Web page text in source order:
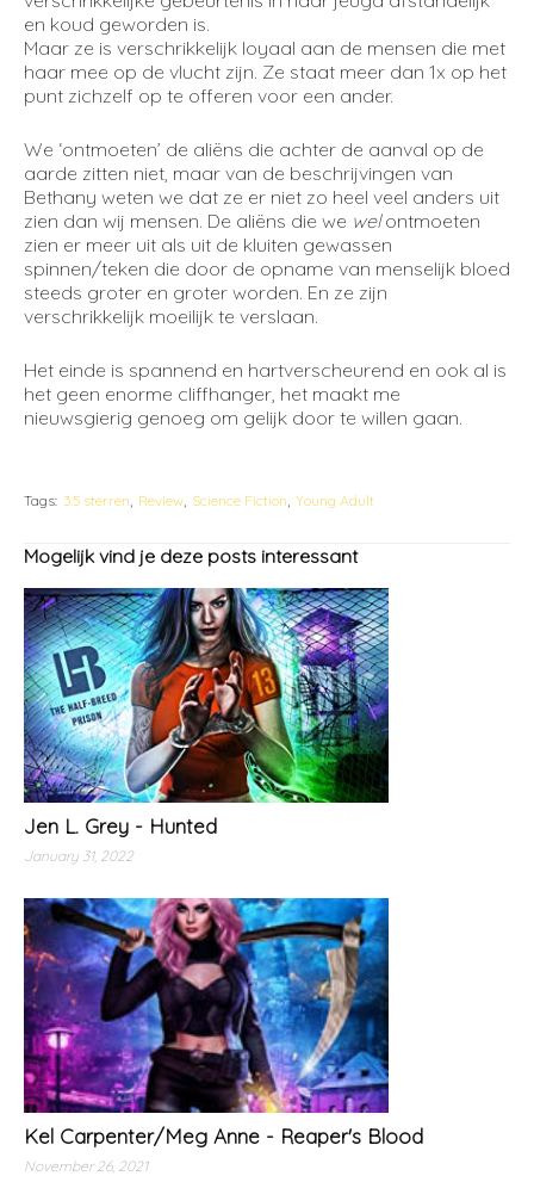
en koud geworden is.
Maar ze is verschrikkelijk loyaal aan de mensen die met
haar mee op de vlucht zijn. Ze staat meer dan 1x op het
punt zichzelf op te offeren voor een ander.
We ‘ontmoeten’ de aliëns die achter de aanval op de
aarde zitten niet, maar van de beschrijvingen van
Bethany weten we dat ze er niet zo heel veel anders uit
zien dan wij mensen. De aliëns die we welontmoeten
zien er meer uit als uit de kluiten gewassen
spinnen/teken die door de opname van menselijk bloed
steeds groter en groter worden. En ze zijn
verschrikkelijk moeilijk te verslaan.
Het einde is spannend en hartverscheurend en ook al is
het geen enorme cliffhanger, het maakt me
nieuwsgierig genoeg om gelijk door te willen gaan.
Tags: 3.5 sterren Review Science Fiction Young Adult
Mogelijk vind je deze posts interessant
Jen L. Grey - Hunted
January 31, 2022
Kel Carpenter/Meg Anne - Reaper's Blood
November 26, 2021